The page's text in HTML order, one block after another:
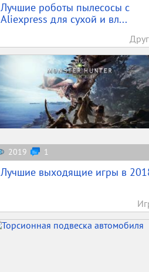
Лучшие роботы пылесосы с
Aliexpress для сухой и вл...
2019 1
Лучшие выходящие игры в